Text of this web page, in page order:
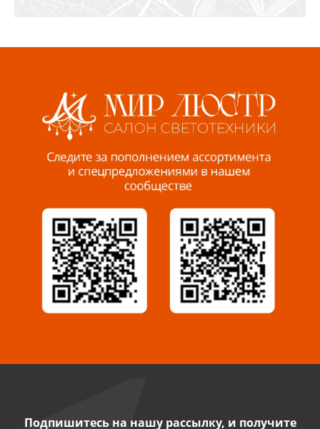
Пенза, ул. Пролетарская, 61 ТЦ "Стройбери"
Миасс, ул. Романенко, 95
8 922 500 30 39
Сызрань, ул. Декабристов, 1А
8 927 009 54 63
Саратов, ул. Танкистов, 37 (БЦ «Дикомп»)
Подпишитесь на нашу рассылку, и получите